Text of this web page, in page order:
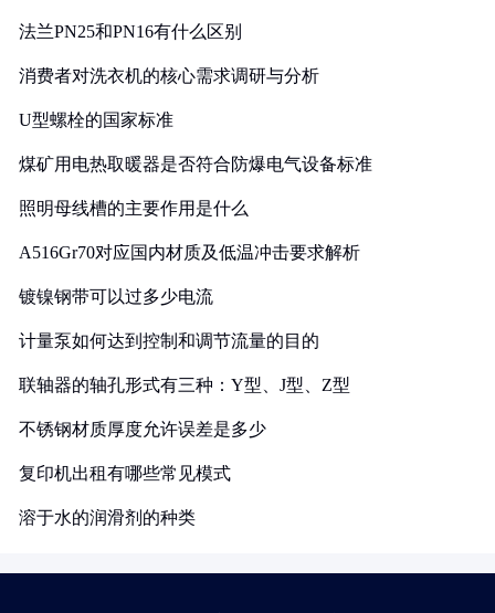
法兰PN25和PN16有什么区别
消费者对洗衣机的核心需求调研与分析
U型螺栓的国家标准
煤矿用电热取暖器是否符合防爆电气设备标准
照明母线槽的主要作用是什么
A516Gr70对应国内材质及低温冲击要求解析
镀镍钢带可以过多少电流
计量泵如何达到控制和调节流量的目的
联轴器的轴孔形式有三种：Y型、J型、Z型
不锈钢材质厚度允许误差是多少
复印机出租有哪些常见模式
溶于水的润滑剂的种类